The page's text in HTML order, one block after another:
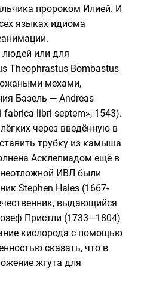
пророком Илией. И
языках идиома
людей или для
Theophrastus Bombastus
мехами,
Базель — Andreas
libri septem», 1543).
через введённую в
трубку из камыша
Асклепиадом ещё в
ИВЛ были
Stephen Hales (1667-
выдающийся
Пристли (1733—1804)
кислорода с помощью
сказать, что в
жгута для